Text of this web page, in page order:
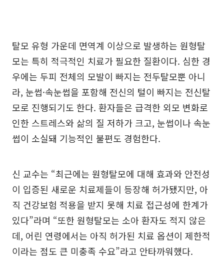
탈모 유형 가운데 면역계 이상으로 발생하는 원형탈
모는 특히 적극적인 치료가 필요한 질환이다. 심한 경
우에는 두피 전체의 모발이 빠지는 전두탈모뿐 아니
라, 눈썹·속눈썹을 포함해 전신의 털이 빠지는 전신탈
모로 진행되기도 한다. 환자들은 급격한 외모 변화로
인한 스트레스와 삶의 질 저하가 크고, 눈썹이나 속눈
썹이 소실돼 기능적인 불편도 경험한다.
신 교수는 “최근에는 원형탈모에 대해 효과와 안전성
이 입증된 새로운 치료제들이 등장해 허가됐지만, 아
직 건강보험 적용을 받지 못해 치료 접근성에 한계가
있다”라며 “또한 원형탈모는 소아 환자도 적지 않은
데, 어린 연령에서는 아직 허가된 치료 옵션이 제한적
이라는 점도 큰 미충족 수요”라고 안타까워했다.